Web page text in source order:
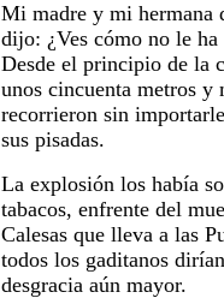
Mi madre y mi hermana
dijo: ¿Ves cómo no le
Desde el principio de la
unos cincuenta metros
recorrieron sin
sus pisadas.
La explosión los había
tabacos, enfrente del
Calesas que lleva a las
todos los gaditanos
desgracia aún mayor.